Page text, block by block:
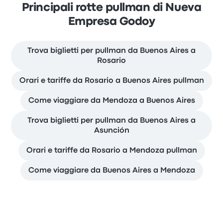
Principali rotte pullman di Nueva
Empresa Godoy
Trova biglietti per pullman da Buenos Aires a
Rosario
Orari e tariffe da Rosario a Buenos Aires pullman
Come viaggiare da Mendoza a Buenos Aires
Trova biglietti per pullman da Buenos Aires a
Asunción
Orari e tariffe da Rosario a Mendoza pullman
Come viaggiare da Buenos Aires a Mendoza